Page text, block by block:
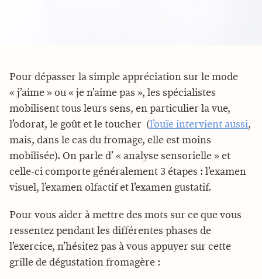
Pour dépasser la simple appréciation sur le mode
« j’aime » ou « je n’aime pas », les spécialistes
mobilisent tous leurs sens, en particulier la vue,
l’odorat, le goût et le toucher (l’ouïe intervient aussi,
mais, dans le cas du fromage, elle est moins
mobilisée). On parle d’ « analyse sensorielle » et
celle-ci comporte généralement 3 étapes : l’examen
visuel, l’examen olfactif et l’examen gustatif.
Pour vous aider à mettre des mots sur ce que vous
ressentez pendant les différentes phases de
l’exercice, n’hésitez pas à vous appuyer sur cette
grille de dégustation fromagère :